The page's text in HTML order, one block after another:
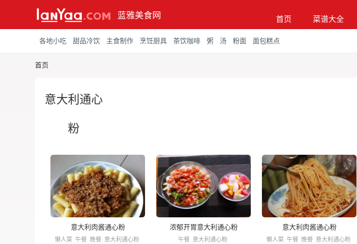
蓝雅美食网 首页 菜谱大全
各地小吃 甜品冷饮 主食制作 烹饪厨具 茶饮咖啡 粥 汤 粉面 面包糕点
首页
意大利通心
粉
意大利肉酱通心粉
懒人菜 午餐 晚餐 意大利通心粉
浓郁开胃意大利通心粉
午餐 意大利通心粉
意大利肉酱通心粉
懒人菜 午餐 晚餐 意大利通心粉